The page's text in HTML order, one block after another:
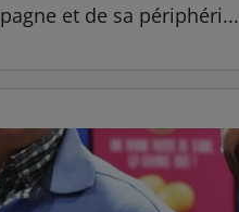
et de sa périphéri...